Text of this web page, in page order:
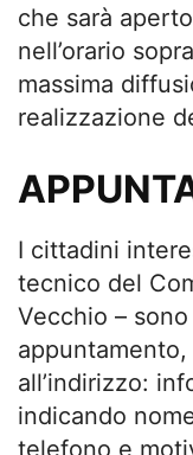
che sarà
nell’orario
massima
realizzazione
I cittadini
tecnico del
Vecchio –
all’indirizzo:
indicando
telefono e